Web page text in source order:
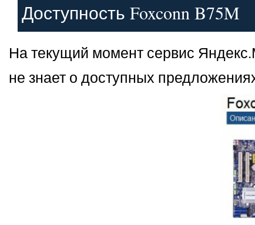
Доступность Foxconn B75M
На текущий момент сервис
не знает о доступных